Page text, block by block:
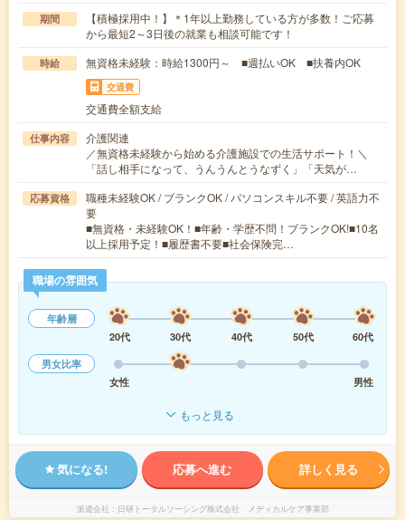
期間
【積極採用中！】＊1年以上勤務している方が多数！ご応募
から最短2～3日後の就業も相談可能です！
時給 無資格未経験：時給1300円～ ■週払いOK ■扶養内OK
交通費
交通費全額支給
仕事内容
介護関連
／無資格未経験から始める介護施設での生活サポート！＼
「話し相手になって、うんうんとうなずく」「天気が…
応募資格
職種未経験OK / ブランクOK / パソコンスキル不要 / 英語力不
要
■無資格・未経験OK！■年齢・学歴不問！ブランクOK!■10名
以上採用予定！■履歴書不要■社会保険完…
職場の雰囲気
年齢層
20代
30代 40代 50代
60代
男女比率
女性
男性
もっと見る
気になる! 応募へ進む 詳しく見る
派遣会社 日研トータルソーシング株式会社 メディカルケア事業部